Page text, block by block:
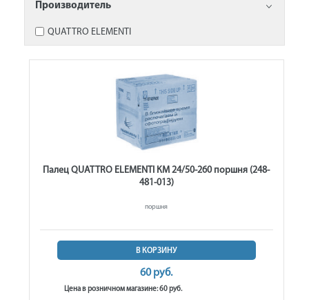
Производитель
QUATTRO ELEMENTI
Палец QUATTRO ELEMENTI КМ 24/50-260 поршня (248-
481-013)
поршня
В КОРЗИНУ
60 руб.
Цена в розничном магазине: 60 руб.